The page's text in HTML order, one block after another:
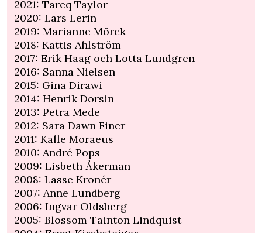
2021: Tareq Taylor
2020: Lars Lerin
2019: Marianne Mörck
2018: Kattis Ahlström
2017: Erik Haag och Lotta Lundgren
2016: Sanna Nielsen
2015: Gina Dirawi
2014: Henrik Dorsin
2013: Petra Mede
2012: Sara Dawn Finer
2011: Kalle Moraeus
2010: André Pops
2009: Lisbeth Åkerman
2008: Lasse Kronér
2007: Anne Lundberg
2006: Ingvar Oldsberg
2005: Blossom Tainton Lindquist